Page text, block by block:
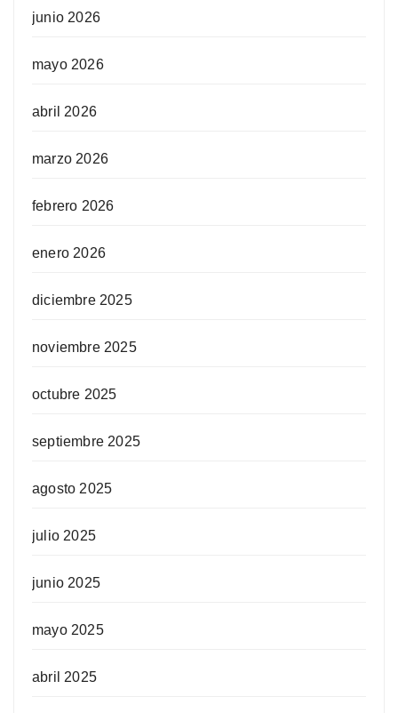
junio 2026
mayo 2026
abril 2026
marzo 2026
febrero 2026
enero 2026
diciembre 2025
noviembre 2025
octubre 2025
septiembre 2025
agosto 2025
julio 2025
junio 2025
mayo 2025
abril 2025